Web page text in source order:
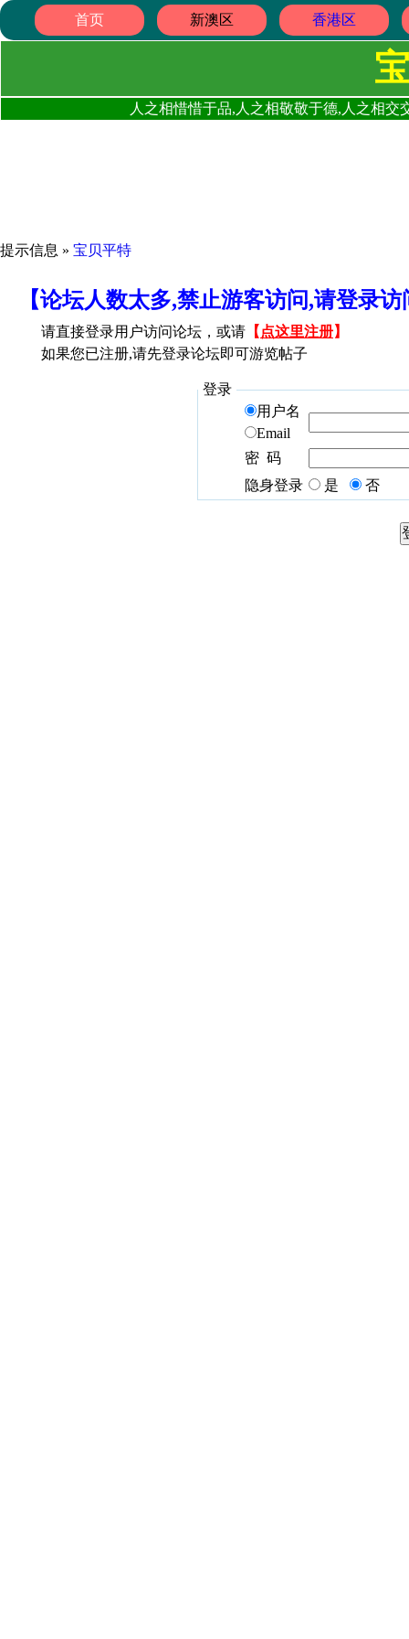
首页 新澳区 香港区
人之相惜惜于品,人之相敬敬于德,人之相
提示信息 » 宝贝平特
【论坛人数太多,禁止游客访问,请登录
请直接登录用户访问论坛，或请 【 点这里注册】
如果您已注册,请先登录论坛即可游览帖子
登录
用户名
Email
密 码
隐身登录
是 否